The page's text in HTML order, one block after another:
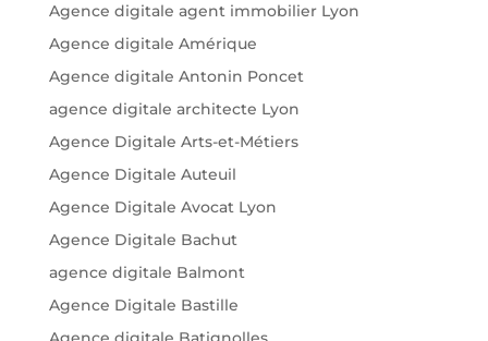
Agence digitale agent immobilier Lyon
Agence digitale Amérique
Agence digitale Antonin Poncet
agence digitale architecte Lyon
Agence Digitale Arts-et-Métiers
Agence Digitale Auteuil
Agence Digitale Avocat Lyon
Agence Digitale Bachut
agence digitale Balmont
Agence Digitale Bastille